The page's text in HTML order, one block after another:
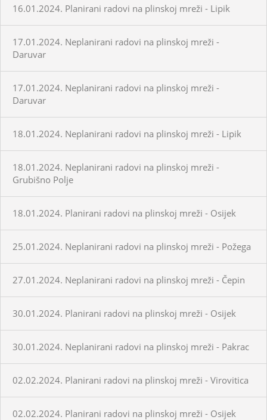
16.01.2024. Planirani radovi na plinskoj mreži - Lipik
17.01.2024. Neplanirani radovi na plinskoj mreži -
Daruvar
17.01.2024. Neplanirani radovi na plinskoj mreži -
Daruvar
18.01.2024. Neplanirani radovi na plinskoj mreži - Lipik
18.01.2024. Neplanirani radovi na plinskoj mreži -
Grubišno Polje
18.01.2024. Planirani radovi na plinskoj mreži - Osijek
25.01.2024. Neplanirani radovi na plinskoj mreži - Požega
27.01.2024. Neplanirani radovi na plinskoj mreži - Čepin
30.01.2024. Planirani radovi na plinskoj mreži - Osijek
30.01.2024. Neplanirani radovi na plinskoj mreži - Pakrac
02.02.2024. Planirani radovi na plinskoj mreži - Virovitica
02.02.2024. Planirani radovi na plinskoj mreži - Osijek